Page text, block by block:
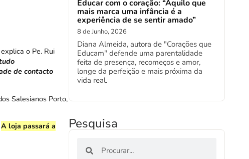
explica o Pe. Rui
de contacto
Salesianos Porto,
A loja passará a
Educar com o coração: “Aquilo que
mais marca uma infância é a
experiência de se sentir amado”
8 de Junho, 2026
Diana Almeida, autora de "Corações que
Educam" defende uma parentalidade
feita de presença, recomeços e amor,
longe da perfeição e mais próxima da
vida real.
Pesquisa